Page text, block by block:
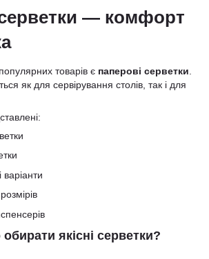
— комфорт
товарів є паперові серветки
як для сервірування столів, так і для
варіанти
якісні серветки?